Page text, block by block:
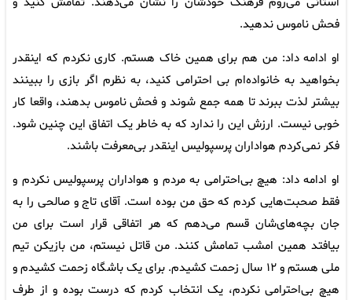
فحش ناموس ندهید.
او ادامه داد: من هم برای همین خاک هستم. کاری نکردم که اینقدر
بخواهید به خانواده‌ام بی احترامی کنید، به نظرم اگر بازی را ببینند
بیشتر لذت ببرند تا همه جمع شوند و فحش ناموس بدهند، واقعا کار
خوبی نیست. ارزش این را ندارد که به خاطر یک اتفاق این چنین شود.
فکر نمی‌کردم هواداران پرسپولیس اینقدر بی‌معرفت باشند.
او ادامه داد: هیچ بی‌احترامی به مردم و هواداران پرسپولیس نکردم و
فقط صحبت‌هایی کردم که حق من بوده است. آقای تاج و صالحی را به
جان بچه‌های‌شان قسم می‌دهم که هر اتفاقی قرار است برای من
بیافتد همین امشب تمامش کنند. من قاتل نیستم، من بازیکن تیم
ملی هستم و ۱۲ سال زحمت کشیدم. برای یک باشگاه زحمت کشیدم و
هیچ بی‌احترامی نکردم، یک انتخاب کردم که درست بوده و از طرف